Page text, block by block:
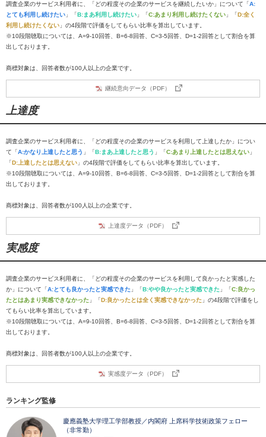
調査企業のサービス利用者に、「どの程度その企業のサービスを継続したいか」について「A:
とても利用し続けたい 」「B:まあ利用し続けたい 」「C:あまり利用し続けたくない 」「D:全く
利用し続けたくない 」の4段階で評価をしてもらい比率を算出しています。
※10段階聴取については、A=9-10回答、B=6-8回答、C=3-5回答、D=1-2回答として割合を算
出しております。
商標対象は、回答者数が100人以上の企業です。
継続意向データ（PDF）
上達度
調査企業のサービス利用者に、「どの程度その企業のサービスを利用して上達したか」につい
て「A:かなり上達したと思う 」「B:まあ上達したと思う 」「C:あまり上達したとは思えない 」
「D:上達したとは思えない 」の4段階で評価をしてもらい比率を算出しています。
※10段階聴取については、A=9-10回答、B=6-8回答、C=3-5回答、D=1-2回答として割合を算
出しております。
商標対象は、回答者数が100人以上の企業です。
上達度データ（PDF）
実感度
調査企業のサービス利用者に、「どの程度その企業のサービスを利用して良かったと実感した
か」について「A:とても良かったと実感できた 」「B:やや良かったと実感できた 」「C:良かっ
たとはあまり実感できなかった 」「D:良かったとは全く実感できなかった 」の4段階で評価をし
てもらい比率を算出しています。
※10段階聴取については、A=9-10回答、B=6-8回答、C=3-5回答、D=1-2回答として割合を算
出しております。
商標対象は、回答者数が100人以上の企業です。
実感度データ（PDF）
ランキング監修
慶應義塾大学理工学部教授／内閣府 上席科学技術政策フェロー
（非常勤）